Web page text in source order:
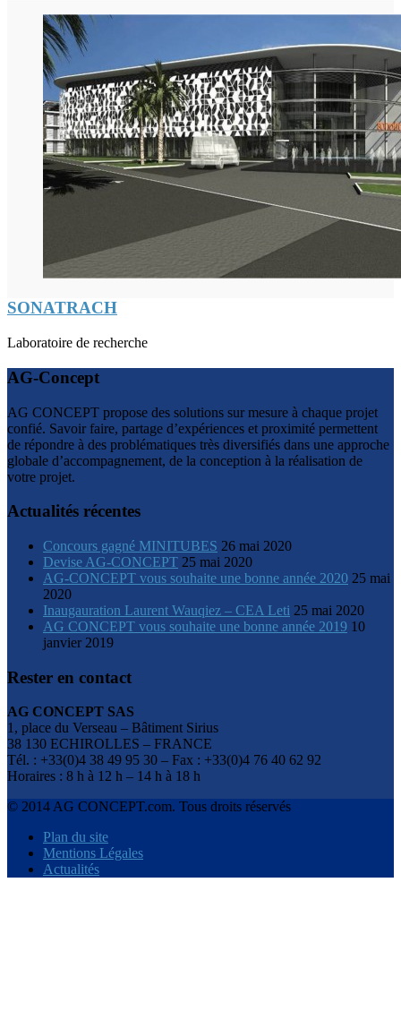
SONATRACH
Laboratoire de recherche
AG-Concept
AG CONCEPT propose des solutions sur mesure à chaque projet
confié. Savoir faire, partage d’expériences et proximité permettent
de répondre à des problématiques très diversifiés dans une approche
globale d’accompagnement, de la conception à la réalisation de
votre projet.
Actualités récentes
Concours gagné MINITUBES 26 mai 2020
Devise AG-CONCEPT 25 mai 2020
AG-CONCEPT vous souhaite une bonne année 2020 25 mai
2020
Inaugauration Laurent Wauqiez – CEA Leti 25 mai 2020
AG CONCEPT vous souhaite une bonne année 2019 10
janvier 2019
Rester en contact
AG CONCEPT SAS
1, place du Verseau – Bâtiment Sirius
38 130 ECHIROLLES – FRANCE
Tél. : +33(0)4 38 49 95 30 – Fax : +33(0)4 76 40 62 92
Horaires : 8 h à 12 h – 14 h à 18 h
© 2014 AG CONCEPT.com. Tous droits réservés
Plan du site
Mentions Légales
Actualités